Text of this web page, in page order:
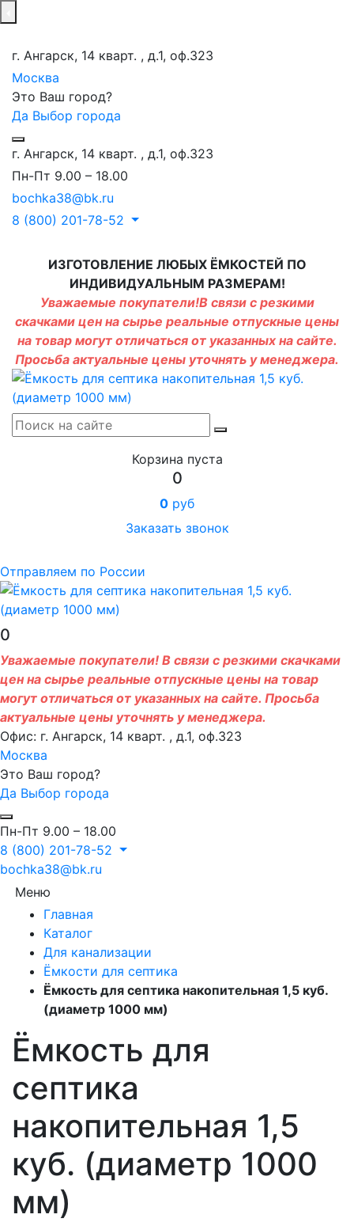
г. Ангарск, 14 кварт. , д.1, оф.323
Москва
Это Ваш город?
Да Выбор города
г. Ангарск, 14 кварт. , д.1, оф.323
Пн-Пт 9.00 – 18.00
bochka38@bk.ru
8 (800) 201-78-52
ИЗГОТОВЛЕНИЕ ЛЮБЫХ ЁМКОСТЕЙ ПО
ИНДИВИДУАЛЬНЫМ РАЗМЕРАМ!
Уважаемые покупатели!В связи с резкими
скачками цен на сырье реальные отпускные цены
на товар могут отличаться от указанных на сайте.
Просьба актуальные цены уточнять у менеджера.
Корзина пуста
0
0 руб
Заказать звонок
Отправляем по России
0
Уважаемые покупатели! В связи с резкими скачками
цен на сырье реальные отпускные цены на товар
могут отличаться от указанных на сайте. Просьба
актуальные цены уточнять у менеджера.
Офис: г. Ангарск, 14 кварт. , д.1, оф.323
Москва
Это Ваш город?
Да Выбор города
Пн-Пт 9.00 – 18.00
8 (800) 201-78-52
bochka38@bk.ru
Меню
Главная
Каталог
Для канализации
Ёмкости для септика
Ёмкость для септика накопительная 1,5 куб.
(диаметр 1000 мм)
Ёмкость для
септика
накопительная 1,5
куб. (диаметр 1000
мм)